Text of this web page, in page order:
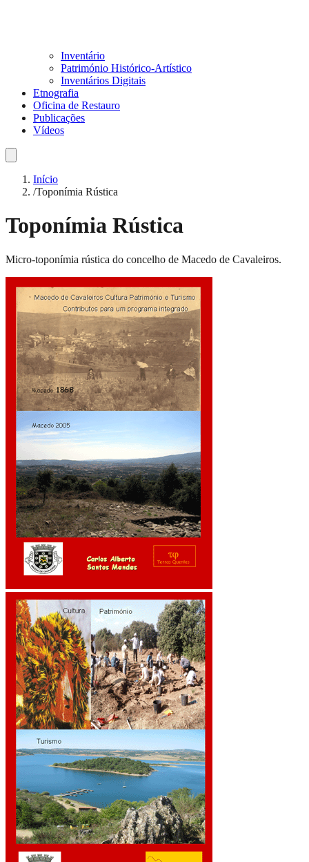
Inventário
Património Histórico-Artístico
Inventários Digitais
Etnografia
Oficina de Restauro
Publicações
Vídeos
Início
/Toponímia Rústica
Toponímia Rústica
Micro-toponímia rústica do concelho de Macedo de Cavaleiros.